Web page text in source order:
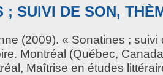
; SUIVI DE SON,
(2009). « Sonatines ; suivi
Montréal (Québec,
Maîtrise en études